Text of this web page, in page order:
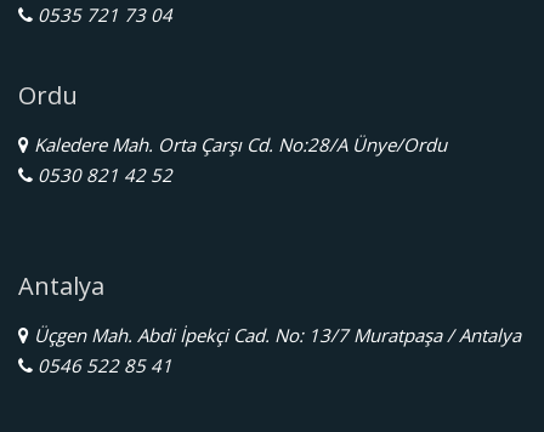
0535 721 73 04
Ordu
Kaledere Mah. Orta Çarşı Cd. No:28/A Ünye/Ordu
0530 821 42 52
Antalya
Üçgen Mah. Abdi İpekçi Cad. No: 13/7 Muratpaşa / Antalya
0546 522 85 41